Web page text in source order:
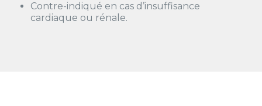
Contre-indiqué en cas d’insuffisance
cardiaque ou rénale.